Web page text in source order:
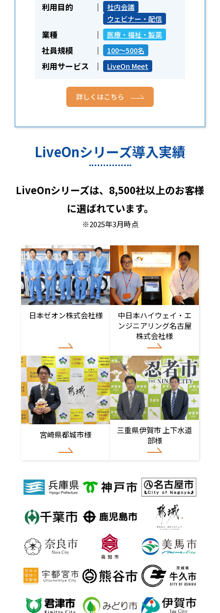
利用目的
社内会議
ウェビナー・配信
業種 医療・福祉・製薬
社員規模 100～500名
利用サービス LiveOn Meet
詳しくはこちら
LiveOnシリーズ導入実績
LiveOnシリーズは、8,500社以上のお客様
に選ばれています。
※2025年3月時点
日本ゼオン株式会社様
中日本ハイウェイ・エ
ンジニアリング名古屋
株式会社様
宮崎県都城市様
三重県伊賀市 上下水道
部様